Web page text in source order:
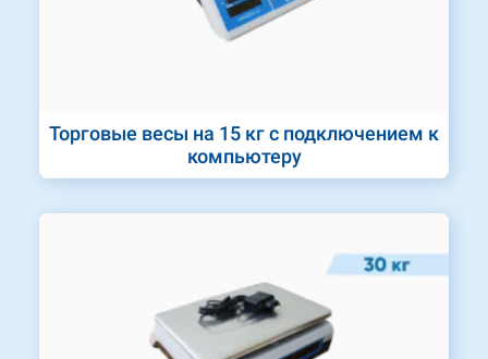
Торговые весы на 15 кг с подключением к
компьютеру